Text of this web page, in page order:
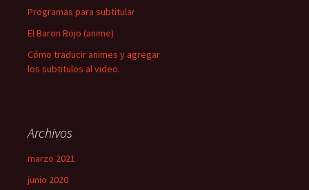
Programas para subtitular
El Baron Rojo (anime)
Cómo traducir animes y agregar
los subtitulos al video.
Archivos
marzo 2021
junio 2020